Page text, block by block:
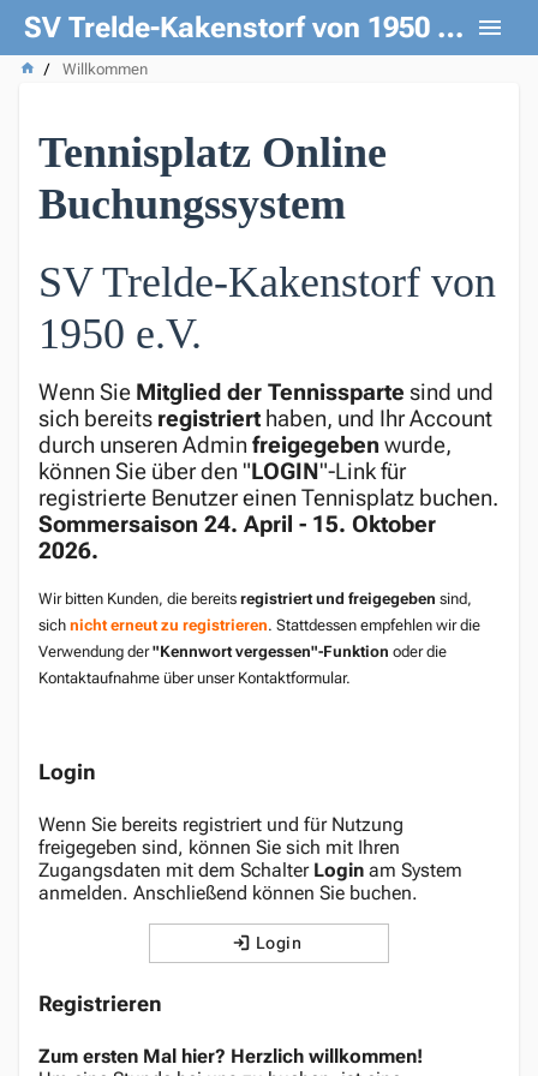
SV Trelde-Kakenstorf von 1950 e. V.
Willkommen
Tennisplatz Online
Buchungssystem
SV Trelde-Kakenstorf von
1950 e.V.
Wenn Sie Mitglied der Tennissparte sind und
sich bereits registriert haben, und Ihr Account
durch unseren Admin freigegeben wurde,
können Sie über den "LOGIN"-Link für
registrierte Benutzer einen Tennisplatz buchen.
Sommersaison 24. April - 15. Oktober
2026.
Wir bitten Kunden, die bereits registriert und freigegeben sind,
sich nicht erneut zu registrieren. Stattdessen empfehlen wir die
Verwendung der"Kennwort vergessen"-Funktion oder die
Kontaktaufnahme über unser Kontaktformular.
Login
Wenn Sie bereits registriert und für Nutzung
freigegeben sind, können Sie sich mit Ihren
Zugangsdaten mit dem Schalter Login am System
anmelden. Anschließend können Sie buchen.
Login
Registrieren
Zum ersten Mal hier? Herzlich willkommen!